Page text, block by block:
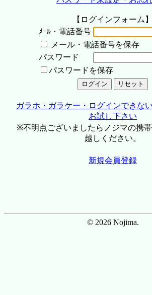
【ログインフォーム】
ﾒｰﾙ・電話番号
メール・電話番号を保存
パスワード
パスワードを保存
ガラホ・ガラケー・ログインできな
お試し下さい
※不明点ございましたらノジマの携
越しください。
新規会員登録
© 2026 Nojima.